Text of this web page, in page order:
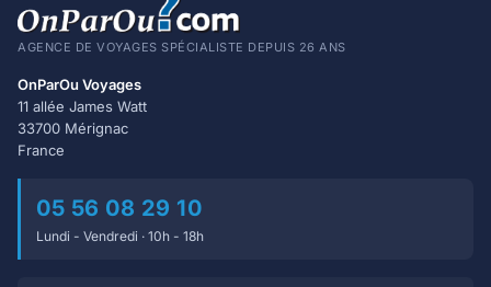
AGENCE DE VOYAGES SPÉCIALISTE DEPUIS 26 ANS
OnParOu Voyages
11 allée James Watt
33700 Mérignac
France
05 56 08 29 10
Lundi - Vendredi · 10h - 18h